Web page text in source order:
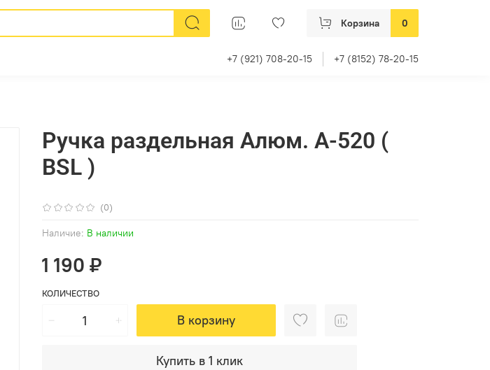
Корзина 0
+7 (921) 708-20-15 +7 (8152) 78-20-15
(0)
Наличие: В наличии
Ручка раздельная Алюм. А-520 (
BSL )
1 190 ₽
КОЛИЧЕСТВО
В корзину
Купить в 1 клик